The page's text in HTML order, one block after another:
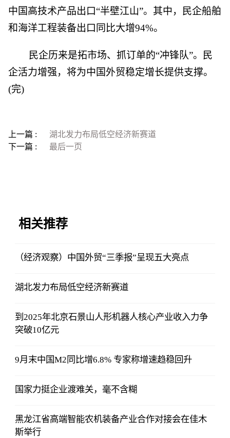
中国高技术产品出口“半壁江山”。其中，民企船舶
和海洋工程装备出口同比大增94%。
民企历来是拓市场、抓订单的“冲锋队”。民
企活力增强，将为中国外贸稳定增长提供支撑。
(完)
上一篇 :
湖北发力布局低空经济新赛道
下一篇 :
最后一页
相关推荐
（经济观察）中国外贸“三季报”呈现五大亮点
湖北发力布局低空经济新赛道
到2025年北京石景山人形机器人核心产业收入力争
突破10亿元
9月末中国M2同比增6.8% 专家称增速趋稳回升
国家力挺企业渡难关，毫不含糊
黑龙江省高端智能农机装备产业合作对接会在佳木
斯举行